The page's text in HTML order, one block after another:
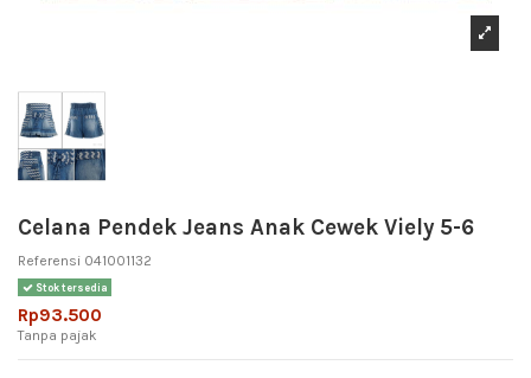
Celana Pendek Jeans Anak Cewek Viely 5-6
Referensi 041001132
Stok tersedia
Rp93.500
Tanpa pajak